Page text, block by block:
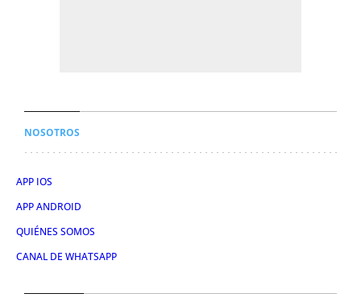
NOSOTROS
APP IOS
APP ANDROID
QUIÉNES SOMOS
CANAL DE WHATSAPP